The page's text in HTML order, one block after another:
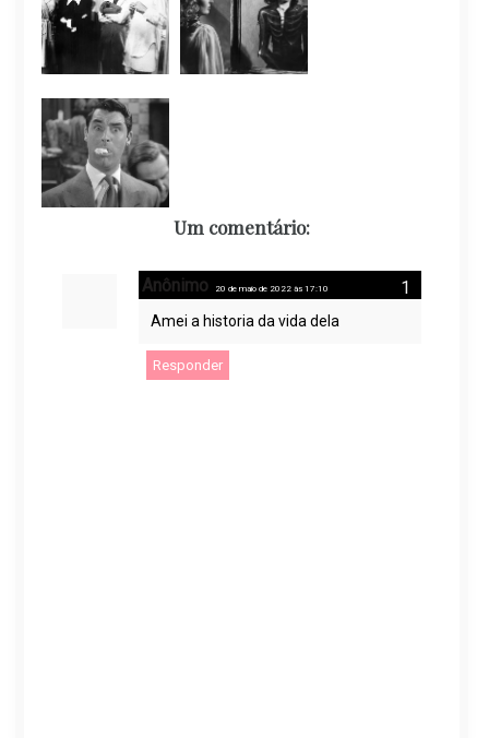
Um comentário:
Anônimo 20 de maio de 2022 às 17:10
Amei a historia da vida dela
Responder